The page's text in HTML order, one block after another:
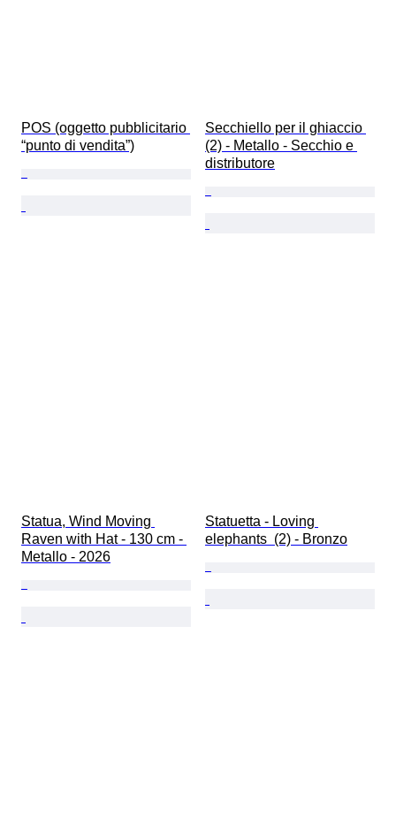
POS (oggetto pubblicitario
“punto di vendita”)
Secchiello per il ghiaccio
(2) - Metallo - Secchio e
distributore
Statua, Wind Moving
Raven with Hat - 130 cm -
Metallo - 2026
Statuetta - Loving
elephants  (2) - Bronzo